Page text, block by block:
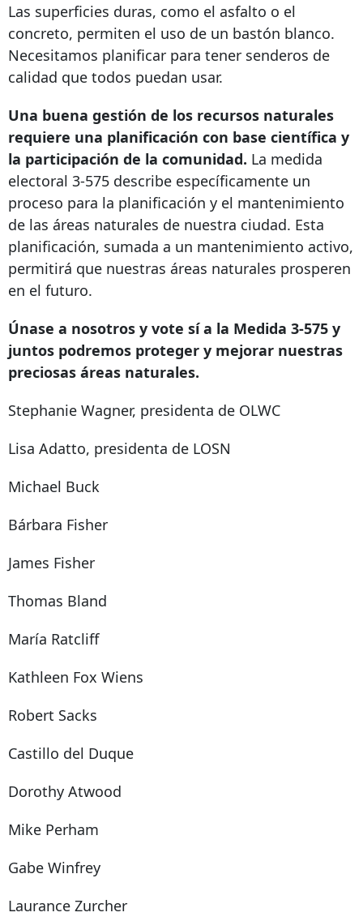
Las superficies duras, como el asfalto o el
concreto, permiten el uso de un bastón blanco.
Necesitamos planificar para tener senderos de
calidad que todos puedan usar.
Una buena gestión de los recursos naturales
requiere una planificación con base científica y
la participación de la comunidad. La medida
electoral 3-575 describe específicamente un
proceso para la planificación y el mantenimiento
de las áreas naturales de nuestra ciudad. Esta
planificación, sumada a un mantenimiento activo,
permitirá que nuestras áreas naturales prosperen
en el futuro.
Únase a nosotros y vote sí a la Medida 3-575 y
juntos podremos proteger y mejorar nuestras
preciosas áreas naturales.
Stephanie Wagner, presidenta de OLWC
Lisa Adatto, presidenta de LOSN
Michael Buck
Bárbara Fisher
James Fisher
Thomas Bland
María Ratcliff
Kathleen Fox Wiens
Robert Sacks
Castillo del Duque
Dorothy Atwood
Mike Perham
Gabe Winfrey
Laurance Zurcher